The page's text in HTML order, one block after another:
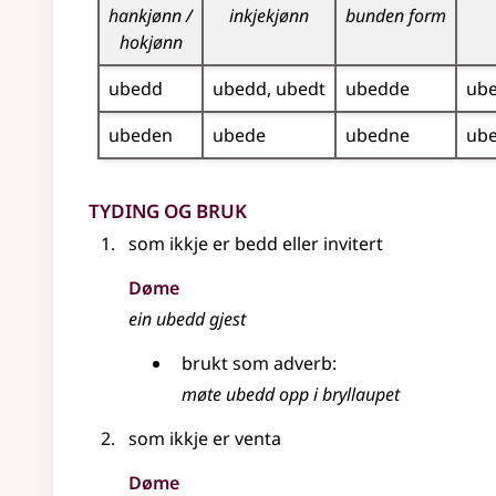
hankjønn /
hokjønn
inkjekjønn bunden form
ubedd ubedd ubedt ubedde
ubeden
ubede ubedne
Tyding og bruk
som ikkje er bedd eller invitert
Døme
ein ubedd gjest
brukt som adverb:
møte ubedd opp i bryllaupet
som ikkje er venta
Døme